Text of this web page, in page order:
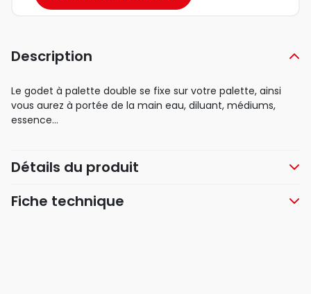
Description
Le godet à palette double se fixe sur votre palette, ainsi
vous aurez à portée de la main eau, diluant, médiums,
essence…
Détails du produit
Fiche technique